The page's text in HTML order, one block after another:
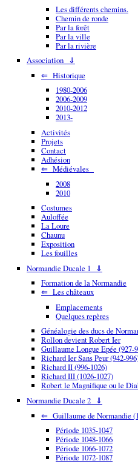
Les différents chemins.
Chemin de ronde
Par la forêt
Par la ville
Par la rivière
Association ⇓
⇐ Historique
1980-2006
2006-2009
2010-2012
2013-
Activités
Projets
Contact
Adhésion
⇐ Médiévales
2008
2010
Costumes
Auloffée
La Loure
Chaunu
Exposition
Les fouilles
Normandie Ducale 1 ⇓
Formation de la Normandie
⇐ Les châteaux
Emplacements
Quelques repères
Généalogie des ducs de
Rollon devient Robert Ier
Guillaume Longue Epée (927-
Richard Ier Sans Peur (942-
Richard II (996-1026)
Richard III (1026-1027)
Robert le Magnifique ou le
Normandie Ducale 2 ⇓
⇐ Guillaume de Normandie
Période 1035-1047
Période 1048-1066
Période 1066-1072
Période 1072-1087